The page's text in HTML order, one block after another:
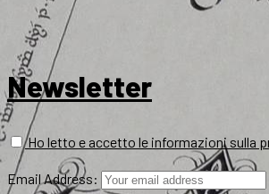
Newsletter
Ho letto e accetto le informazioni sulla
Email Address: